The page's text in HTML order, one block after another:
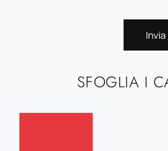
SFOGLIA I
Invia